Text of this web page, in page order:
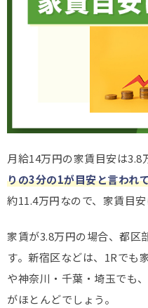
月給14万円の家賃目安は3.8
りの3分の1が目安と言われ
約11.4万円なので、家賃目安
家賃が3.8万円の場合、都区
す。新宿区などは、1Rでも
や神奈川・千葉・埼玉でも
がほとんどでしょう。